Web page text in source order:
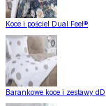
Koce i pościel Dual Feel®
Barankowe koce i zestawy dD